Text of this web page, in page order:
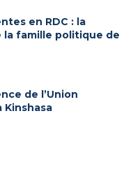
en RDC : la
la famille politique de
de l’Union